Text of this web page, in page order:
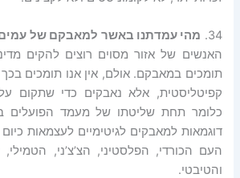
34. מהי עמדתנו באשר למאבקם של
האנשים של אזור מסוים רוצים להקים
תומכים במאבקם. אולם, אין אנו תומכים
קפיטליסטית, אלא נאבקים כדי שתקום
כלומר תחת שליטתו של מעמד הפועלים
דוגמאות למאבקים לגיטימיים לעצמאות
העם הכורדי, הפלסטיני, הצ’צ’ני, הטמילי,
והטיבטי.